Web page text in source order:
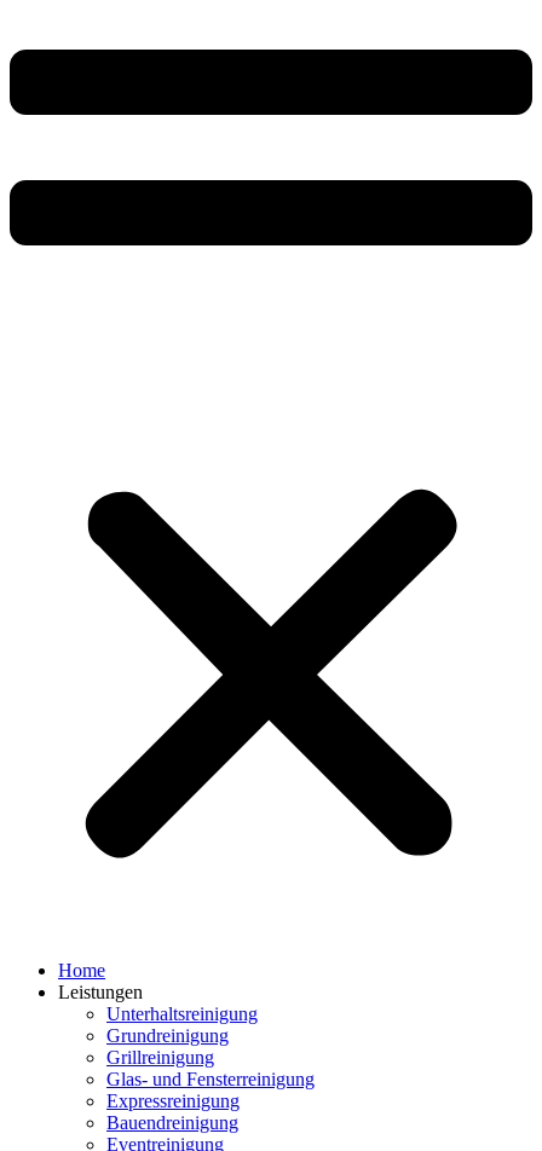
Home
Leistungen
Unterhaltsreinigung
Grundreinigung
Grillreinigung
Glas- und Fensterreinigung
Expressreinigung
Bauendreinigung
Eventreinigung